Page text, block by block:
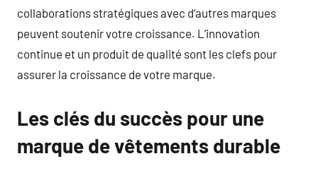
collaborations stratégiques avec d’autres marques
peuvent soutenir votre croissance. L’innovation
continue et un produit de qualité sont les clefs pour
assurer la croissance de votre marque.
Les clés du succès pour une
marque de vêtements durable